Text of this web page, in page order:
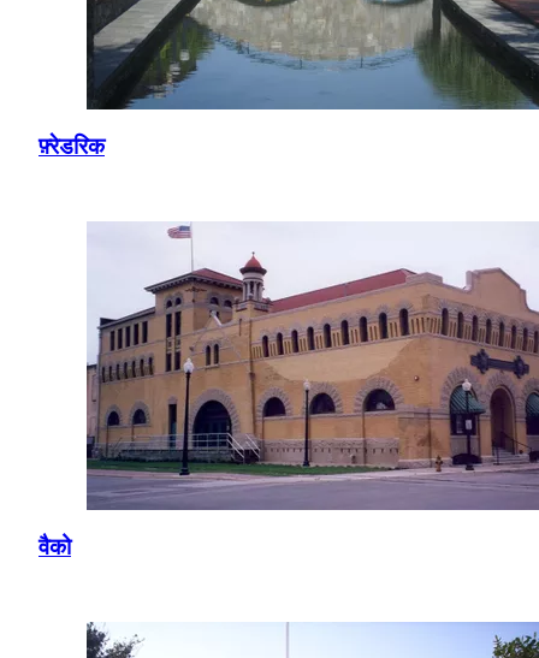
फ़्रेडरिक
वैको